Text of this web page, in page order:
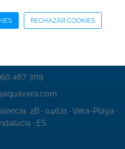
contacto
467 309
2B · 04621 · Vera-Playa ·
· ES
RECHAZAR COOKIES